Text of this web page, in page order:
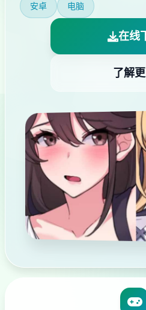
安卓 电脑
在线
了解